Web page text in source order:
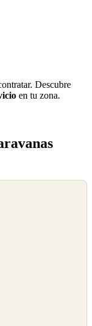
Descubre
en tu zona.